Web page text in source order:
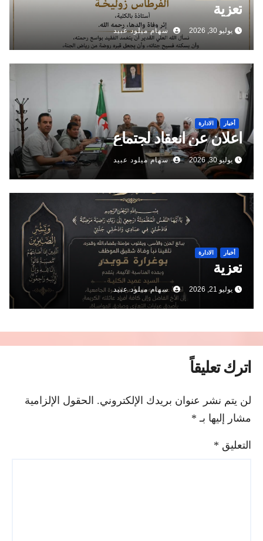
تعزية
يوليو 30, 2026 سهام ميلود عبيد
أخبار الادارة
اعلان عن انعقاد لجتماع
يوليو 30, 2026 سهام ميلود عبيد
أخبار الادارة
تعزية
يوليو 21, 2026 سهام ميلود عبيد
اترك تعليقاً
لن يتم نشر عنوان بريدك الإلكتروني. الحقول الإلزامية
مشار إليها بـ *
التعليق*